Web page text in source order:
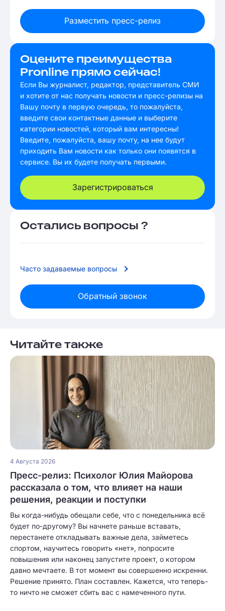
Разместить пресс-релиз
Оцените преимущества
Pronline прямо сейчас!
Если Вы журналист, редактор, представитель СМИ
и хотите от нас получать новости и пресс-релизы на
Вашу почту в первую очередь, то пожалуйста,
введите свои контактные данные и выберите
категории новостей, который вам интересны!
Введите, пожалуйста, вашу почту, на нее будут
приходить Вам новости как только они появятся в
сервисе. Вы их будете получать первыми.
Зарегистрироваться
Остались вопросы ?
Часто задаваемые вопросы
Обратный звонок
Читайте также
4 Августа 2026
Пресс-релиз: Психолог Юлия Майорова
рассказала о том, что влияет на наши
решения, реакции и поступки
Вы когда-нибудь обещали себе, что с понедельника всё
будет по-другому? Вы начнете раньше вставать,
перестанете откладывать важные дела, займетесь
спортом, научитесь говорить «нет», попросите
повышения или наконец запустите проект, о котором
давно мечтаете. В тот момент вы совершенно искренни.
Решение принято. План составлен. Кажется, что теперь-
то ничто не сможет сбить вас с намеченного пути.